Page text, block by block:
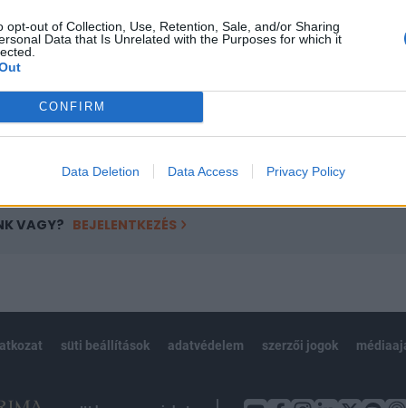
opt-out of Collection, Use, Retention, Sale, and/or Sharing
Data that Is Unrelated with the Purposes for which it
CONFIRM
Data Deletion Data Access Privacy Policy
tartalmazza:
cikkarchívum
elmúlt 2 év napon belüli
VAGY? BEJELENTKEZÉS
süti beállítások adatvédelem szerzői jogok